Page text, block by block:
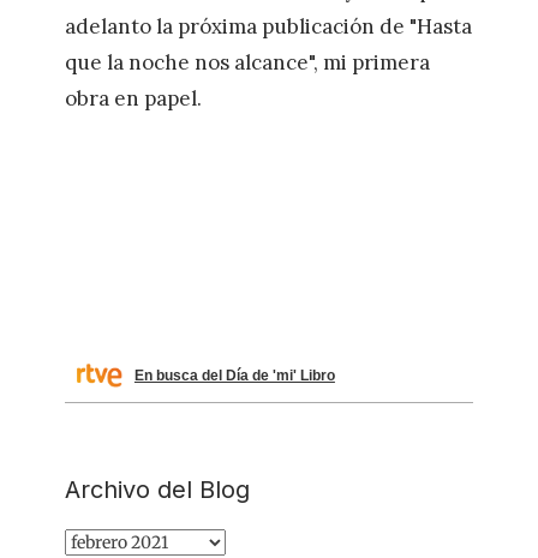
adelanto la próxima publicación de "Hasta
que la noche nos alcance", mi primera
obra en papel.
En busca del Día de 'mi' Libro
Archivo del Blog
Archivo